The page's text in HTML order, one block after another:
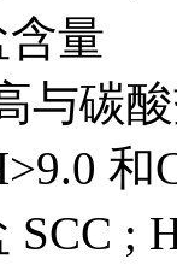
含量
与碳
和
;